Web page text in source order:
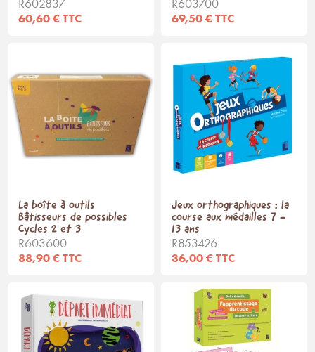
R602837
60,60 € TTC
R603700
69,50 € TTC
La boîte à outils
Bâtisseurs de possibles
Cycles 2 et 3
R603600
88,90 € TTC
Jeux orthographiques : la
course aux médailles 7 -
13 ans
R853426
36,00 € TTC